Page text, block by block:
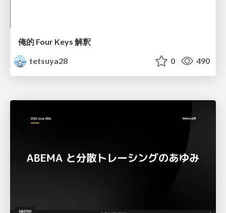
俺的 Four Keys 解釈
tetsuya28
0 490